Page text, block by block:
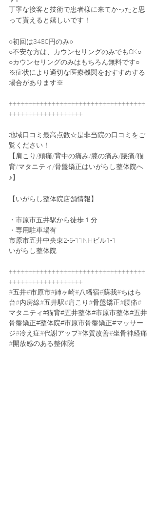
丁寧な接客と技術で患者様に来てかったと思
って貰えると嬉しいです！
○初回は3480円のみ○
○不安な方は、カウンセリングのみでもOK○
○カウンセリングのみはもちろん無料です○
※症状により適切な医療機関をおすすめする
場合があります※
+++++++++++++++++++++++++++++++++++
+++++++++++++++++++
地域口コミ最高点数☆是非当院の口コミをご
覧ください！
【肩こり/頭痛/背中の痛み/膝の痛み/腰痛/猫
背/マタニティ/骨盤矯正はいがらし整体院へ
♪】
【いがらし整体院店舗情報】
・市原市五井駅から徒歩１分
・専用駐車場有
市原市五井中央東2-5-11NHビル1-1
いがらし整体院
+++++++++++++++++++++++++++++++++++
+++++++++++++++++++
#五井#市原市#姉ヶ崎#八幡宿#蘇我#ちはら
台#内房線#五井駅#肩こり#骨盤矯正#腰痛#
マタニティ#猫背#五井整体#市原市整体#五井
骨盤矯正#整体院#市原市骨盤矯正#マッサー
ジ#冷え症#代謝アップ#体質改善#坐骨神経痛
#開放感のある整体院